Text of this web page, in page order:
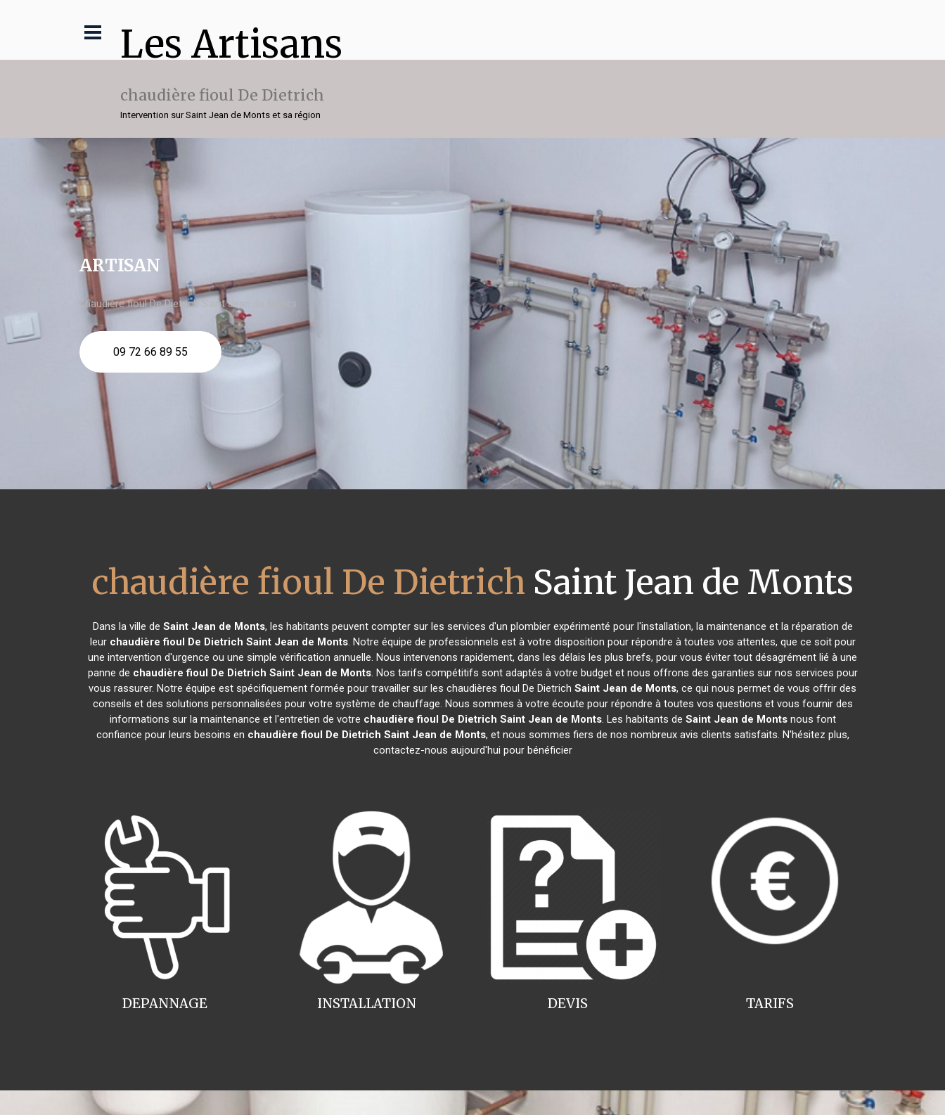
Les Artisans
chaudière fioul De Dietrich
Intervention sur Saint Jean de Monts et sa région
ARTISAN
chaudière fioul De Dietrich Saint Jean de Monts
09 72 66 89 55
chaudière fioul De Dietrich Saint Jean de Monts
Dans la ville de Saint Jean de Monts, les habitants peuvent compter sur les services d'un plombier expérimenté pour l'installation, la maintenance et la réparation de
leur chaudière fioul De Dietrich Saint Jean de Monts. Notre équipe de professionnels est à votre disposition pour répondre à toutes vos attentes, que ce soit pour
une intervention d'urgence ou une simple vérification annuelle. Nous intervenons rapidement, dans les délais les plus brefs, pour vous éviter tout désagrément lié à une
panne de chaudière fioul De Dietrich Saint Jean de Monts. Nos tarifs compétitifs sont adaptés à votre budget et nous offrons des garanties sur nos services pour
vous rassurer. Notre équipe est spécifiquement formée pour travailler sur les chaudières fioul De Dietrich Saint Jean de Monts, ce qui nous permet de vous offrir des
conseils et des solutions personnalisées pour votre système de chauffage. Nous sommes à votre écoute pour répondre à toutes vos questions et vous fournir des
informations sur la maintenance et l'entretien de votre chaudière fioul De Dietrich Saint Jean de Monts. Les habitants de Saint Jean de Montsnous font
confiance pour leurs besoins en chaudière fioul De Dietrich Saint Jean de Monts, et nous sommes fiers de nos nombreux avis clients satisfaits. N'hésitez plus,
contactez-nous aujourd'hui pour bénéficier
INSTALLATION
DEPANNAGE TARIFS
DEVIS